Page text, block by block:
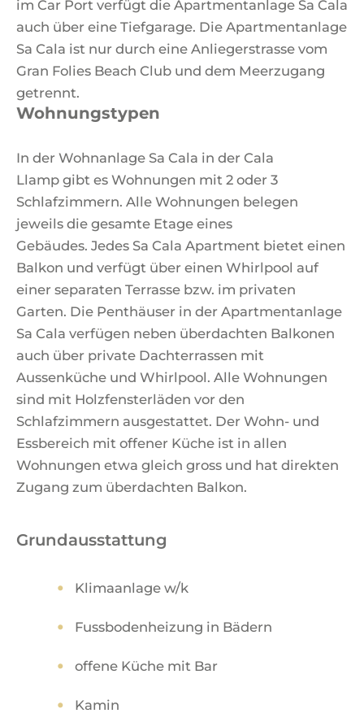
im Car Port verfügt die Apartmentanlage Sa Cala
auch über eine Tiefgarage. Die Apartmentanlage
Sa Cala ist nur durch eine Anliegerstrasse vom
Gran Folies Beach Club und dem Meerzugang
getrennt.
Wohnungstypen
In der Wohnanlage Sa Cala in der Cala
Llamp gibt es Wohnungen mit 2 oder 3
Schlafzimmern. Alle Wohnungen belegen
jeweils die gesamte Etage eines
Gebäudes. Jedes Sa Cala Apartment bietet einen
Balkon und verfügt über einen Whirlpool auf
einer separaten Terrasse bzw. im privaten
Garten. Die Penthäuser in der Apartmentanlage
Sa Cala verfügen neben überdachten Balkonen
auch über private Dachterrassen mit
Aussenküche und Whirlpool. Alle Wohnungen
sind mit Holzfensterläden vor den
Schlafzimmern ausgestattet. Der Wohn- und
Essbereich mit offener Küche ist in allen
Wohnungen etwa gleich gross und hat direkten
Zugang zum überdachten Balkon.
Grundausstattung
Klimaanlage w/k
Fussbodenheizung in Bädern
offene Küche mit Bar
Kamin